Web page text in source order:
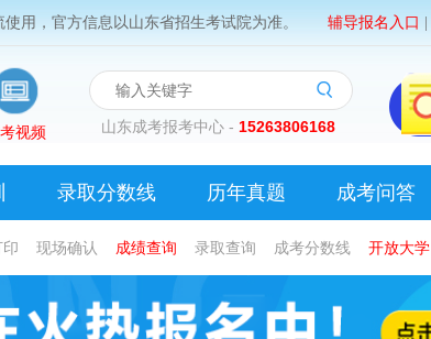
用，官方信息以山东省招生考试院为准。 辅导报名入口
视频 山东成考报考中心 - 15263806168
录取分数线 历年真题 成考问答
现场确认 成绩查询 录取查询 成考分数线 开放大学